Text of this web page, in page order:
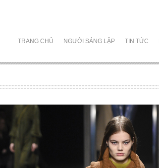
TRANG CHỦ NGƯỜI SÁNG LẬP TIN TỨC